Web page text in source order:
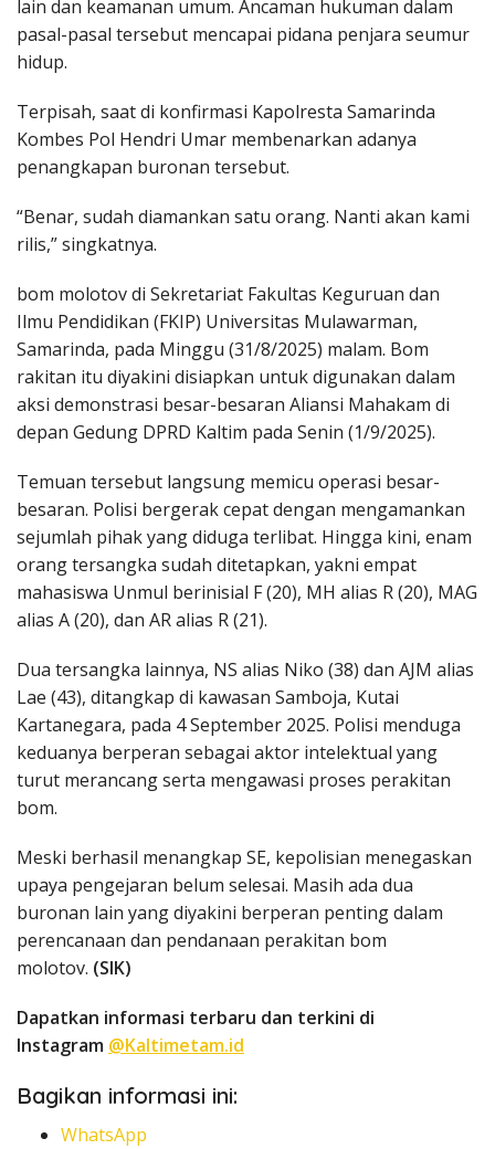
lain dan keamanan umum. Ancaman hukuman dalam
pasal-pasal tersebut mencapai pidana penjara seumur
hidup.
Terpisah, saat di konfirmasi Kapolresta Samarinda
Kombes Pol Hendri Umar membenarkan adanya
penangkapan buronan tersebut.
“Benar, sudah diamankan satu orang. Nanti akan kami
rilis,” singkatnya.
bom molotov di Sekretariat Fakultas Keguruan dan
Ilmu Pendidikan (FKIP) Universitas Mulawarman,
Samarinda, pada Minggu (31/8/2025) malam. Bom
rakitan itu diyakini disiapkan untuk digunakan dalam
aksi demonstrasi besar-besaran Aliansi Mahakam di
depan Gedung DPRD Kaltim pada Senin (1/9/2025).
Temuan tersebut langsung memicu operasi besar-
besaran. Polisi bergerak cepat dengan mengamankan
sejumlah pihak yang diduga terlibat. Hingga kini, enam
orang tersangka sudah ditetapkan, yakni empat
mahasiswa Unmul berinisial F (20), MH alias R (20), MAG
alias A (20), dan AR alias R (21).
Dua tersangka lainnya, NS alias Niko (38) dan AJM alias
Lae (43), ditangkap di kawasan Samboja, Kutai
Kartanegara, pada 4 September 2025. Polisi menduga
keduanya berperan sebagai aktor intelektual yang
turut merancang serta mengawasi proses perakitan
bom.
Meski berhasil menangkap SE, kepolisian menegaskan
upaya pengejaran belum selesai. Masih ada dua
buronan lain yang diyakini berperan penting dalam
perencanaan dan pendanaan perakitan bom
molotov. (SIK)
Dapatkan informasi terbaru dan terkini di
Instagram @Kaltimetam.id
Bagikan informasi ini:
WhatsApp